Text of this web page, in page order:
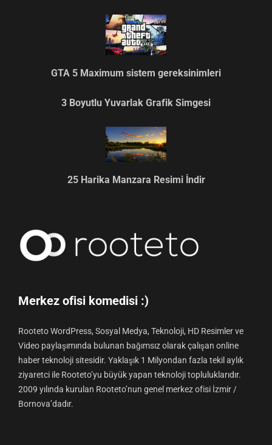
GTA 5 Maximum sistem gereksinimleri
3 Boyutlu Yuvarlak Grafik Simgesi
25 Harika Manzara Resimi İndir
Merkez ofisi komedisi :)
Rooteto WordPress, Sosyal Medya, Teknoloji, HD Resimler ve
Video paylaşımında bulunan bağımsız olarak çalışan online
haber teknoloji sitesidir. Yaklaşık 1 Milyondan fazla tekil aylık
ziyaretci ile Rooteto’yu büyük yapan teknoloji topluluklarıdır.
2009 yılında kurulan Rooteto’nun genel merkez ofisi İzmir /
Bornova’dadır.